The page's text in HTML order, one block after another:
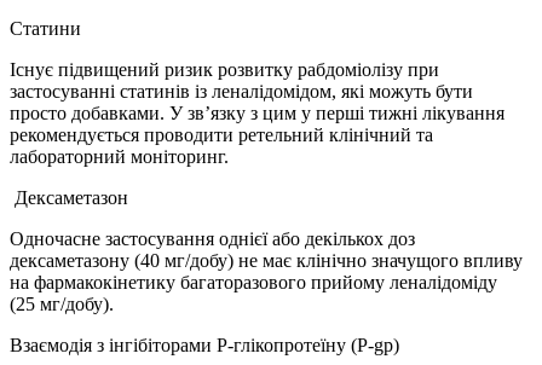
Статини
Існує підвищений ризик розвитку рабдоміолізу при
застосуванні статинів із леналідомідом, які можуть бути
просто добавками. У зв’язку з цим у перші тижні лікування
рекомендується проводити ретельний клінічний та
лабораторний моніторинг.
Дексаметазон
Одночасне застосування однієї або декількох доз
дексаметазону (40 мг/добу) не має клінічно значущого впливу
на фармакокінетику багаторазового прийому леналідоміду
(25 мг/добу).
Взаємодія з інгібіторами Р-глікопротеїну (P-gp)